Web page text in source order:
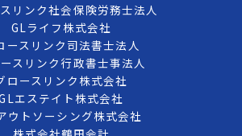
リンク社会保険労務士法人
GLライフ株式会社
ースリンク司法書士法人
スリンク行政書士事法人
ロースリンク株式会社
エステイト株式会社
ウトソーシング株式会社